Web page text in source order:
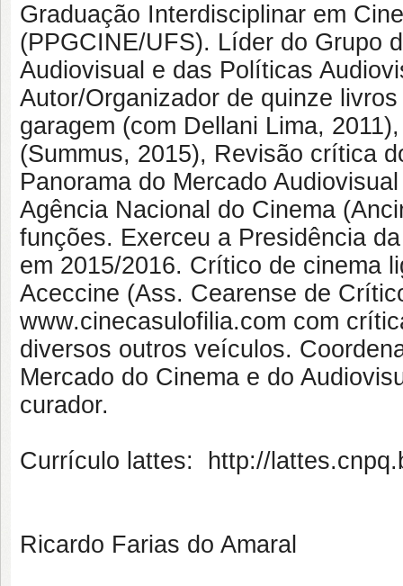
Graduação Interdisciplinar em
(PPGCINE/UFS). Líder do Grupo
Audiovisual e das Políticas
Autor/Organizador de quinze
garagem (com Dellani Lima,
(Summus, 2015), Revisão crítica
Panorama do Mercado
Agência Nacional do Cinema
funções. Exerceu a Presidência
em 2015/2016. Crítico de cinema
Aceccine (Ass. Cearense de
www.cinecasulofilia.com com
diversos outros veículos.
Mercado do Cinema e do
curador.
Currículo lattes: http://
Ricardo Farias do Amaral